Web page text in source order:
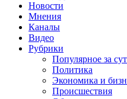
Новости
Мнения
Каналы
Видео
Рубрики
Популярное за
Политика
Экономика и
Происшествия